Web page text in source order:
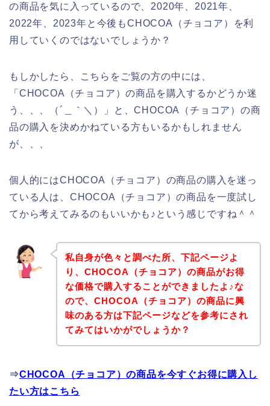
の商品を気に入っているので、2020年、2021年、
2022年、2023年と今後もCHOCOA（チョコア）を利
用していくのではないでしょうか？
もしかしたら、こちらをご覧の方の中には、
「CHOCOA（チョコア）の商品を購入するかどうか迷
う、、、（´＿｀＼）」と、CHOCOA（チョコア）の商
品の購入を決めかねている方もいるかもしれません
が、、、
個人的にはCHOCOA（チョコア）の商品の購入を迷っ
ている人は、CHOCOA（チョコア）の商品を一度試し
てから考えてみるのもいいかも♪という感じですね＾＾
私自身が色々と調べた所、下記ページよ
り、CHOCOA（チョコア）の商品がお得
な価格で購入することができましたよ♪な
ので、CHOCOA（チョコア）の商品に興
味のある方は下記ページなどを参考にされ
てみてはいかがでしょうか？
⇒CHOCOA（チョコア）の商品を今すぐお得に購入し
たい方はこちら